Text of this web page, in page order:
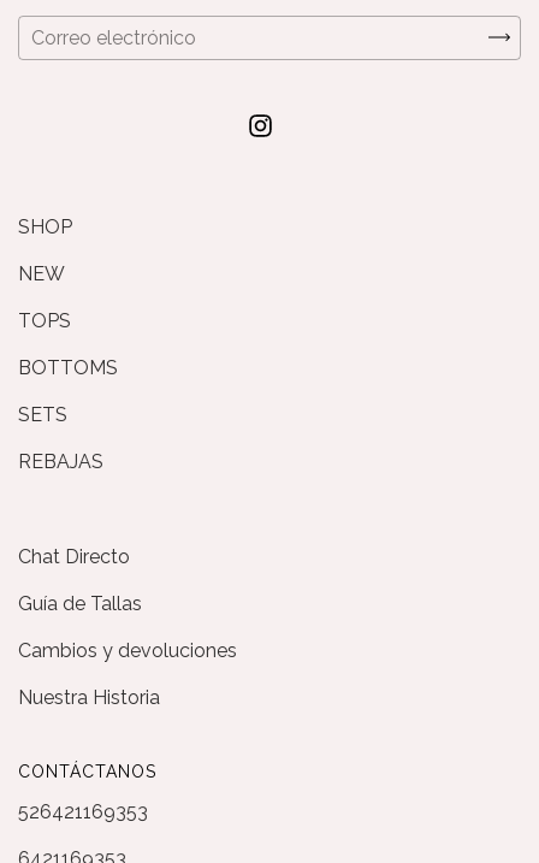
SHOP
NEW
TOPS
BOTTOMS
SETS
REBAJAS
Chat Directo
Guía de Tallas
Cambios y devoluciones
Nuestra Historia
CONTÁCTANOS
526421169353